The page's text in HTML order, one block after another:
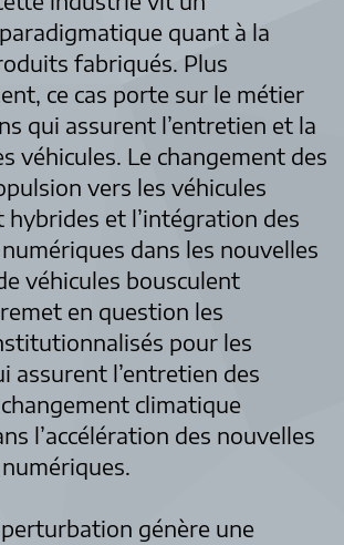
quant à la
fabriqués. Plus
ce cas porte sur le métier
qui assurent l’entretien et la
véhicules. Le changement des
vers les véhicules
hybrides et l’intégration des
dans les nouvelles
véhicules bousculent
en question les
pour les
assurent l’entretien des
climatique
l’accélération des nouvelles
génère une